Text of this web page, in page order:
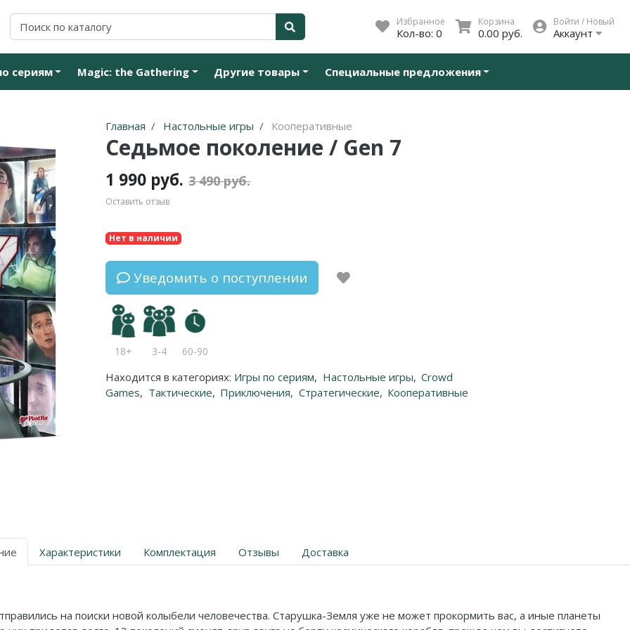
Избранное
Кол-во: 0
Корзина
0.00 руб.
Войти / Новый
Аккаунт
сериям Magic: the Gathering Другие товары Специальные предложения
Главная Настольные игры Кооперативные
Седьмое поколение / Gen 7
1 990 руб. 3 490 руб.
Оставить отзыв
Нет в наличии
Уведомить о поступлении
18+ 3-4 60-90
Находится в категориях: Игры по сериям, Настольные игры, Crowd
Games, Тактические, Приключения, Стратегические, Кооперативные
Характеристики Комплектация Отзывы Доставка
на поиски новой колыбели человечества. Старушка-Земля уже не может прокормить вас, а иные планеты